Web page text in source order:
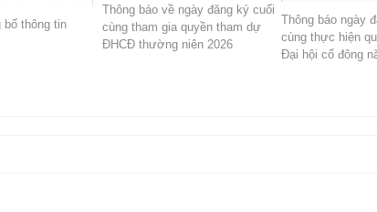
bố thông tin
Thông báo về ngày đăng ký cuối
cùng tham gia quyền tham dự
ĐHCĐ thường niên 2026
Thông báo ngày
cùng thực hiện
Đại hội cổ đông